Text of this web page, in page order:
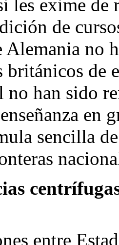
les exime de
de
Alemania no
británicos de
no han sido
en
sencilla
entre